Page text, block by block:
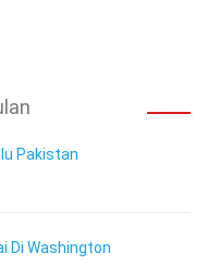
Pakistan
Di Washington